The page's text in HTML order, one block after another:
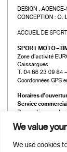
We value
We use cookies
DESIGN : AGENCE-
CONCEPTION : O.
ACCUEIL DE
SPORT MOTO –
Zone d’activité
Caissargues
T. 04 66 23 09 84 –
Coordonnées GPS
Horaires
Service commercial
Du mardi au
Le samedi :